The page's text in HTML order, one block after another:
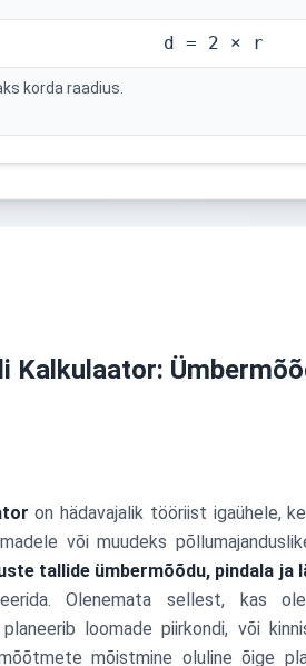
d = 2 × r
korda raadius.
Kalkulaator:
on hädavajalik tööriist igaühele,
või muudeks
tallide ümbermõõdu, pindala ja
Olenemata sellest, kas
loomade piirkondi, või
mõistmine oluline õige